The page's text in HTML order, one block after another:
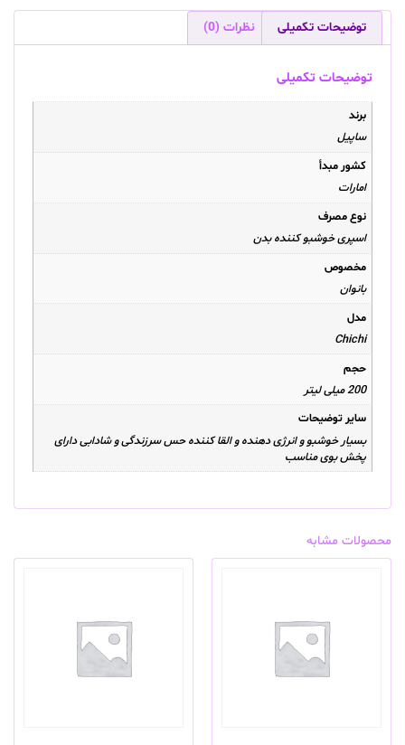
توضیحات تکمیلی نظرات (0)
توضیحات تکمیلی
برند
ساپیل
کشور مبدأ
امارات
نوع مصرف
اسپری خوشبو کننده بدن
مخصوص
بانوان
مدل
Chichi
حجم
200 میلی لیتر
سایر توضیحات
بسیار خوشبو و انرژی دهنده و القا کننده حس سرزندگی و شادابی دارای
پخش بوی مناسب
محصولات مشابه